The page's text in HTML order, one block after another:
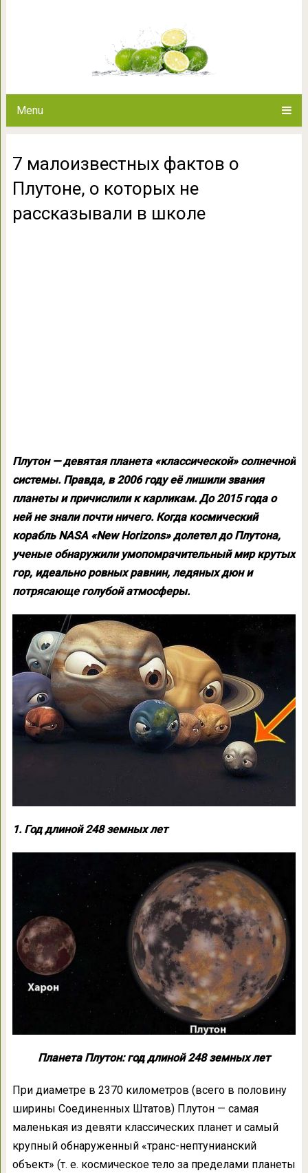
Menu
7 малоизвестных фактов о
Плутоне, о которых не
рассказывали в школе
Плутон — девятая планета «классической» солнечной
системы. Правда, в 2006 году её лишили звания
планеты и причислили к карликам. До 2015 года о
ней не знали почти ничего. Когда космический
корабль NASA «New Horizons» долетел до Плутона,
ученые обнаружили умопомрачительный мир крутых
гор, идеально ровных равнин, ледяных дюн и
потрясающе голубой атмосферы.
1. Год длиной 248 земных лет
Планета Плутон: год длиной 248 земных лет
При диаметре в 2370 километров (всего в половину
ширины Соединенных Штатов) Плутон — самая
маленькая из девяти классических планет и самый
крупный обнаруженный «транс-нептунианский
объект» (т. е. космическое тело за пределами планеты